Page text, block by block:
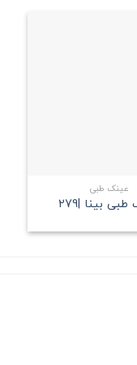
عینک طبی
بینا |279